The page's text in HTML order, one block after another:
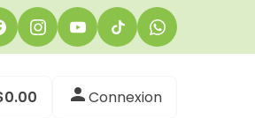
0.00 Connexion